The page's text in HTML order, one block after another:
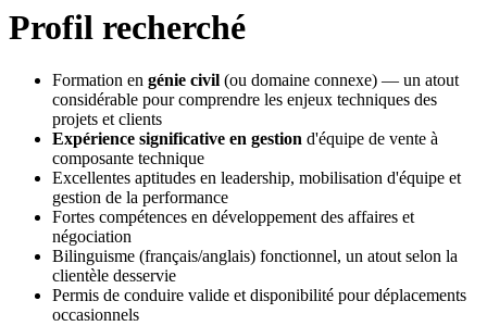
Profil recherché
Formation en génie civil (ou domaine connexe) — un atout
considérable pour comprendre les enjeux techniques des
projets et clients
Expérience significative en gestion d'équipe de vente à
composante technique
Excellentes aptitudes en leadership, mobilisation d'équipe et
gestion de la performance
Fortes compétences en développement des affaires et
négociation
Bilinguisme (français/anglais) fonctionnel, un atout selon la
clientèle desservie
Permis de conduire valide et disponibilité pour déplacements
occasionnels